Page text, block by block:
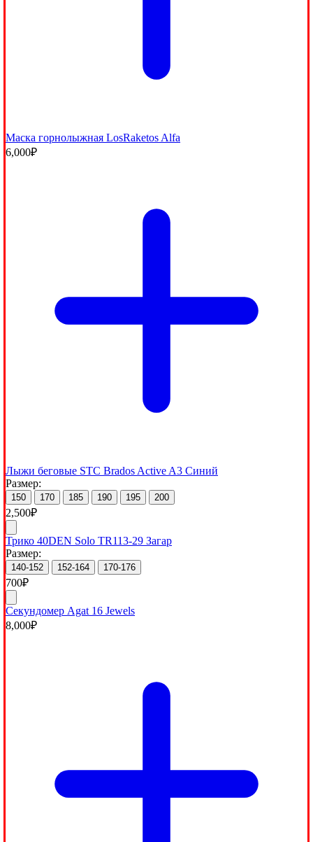
Маска горнолыжная LosRaketos Alfa
6,000₽
Лыжи беговые STC Brados Active A3 Синий
Размер:
150 170 185 190 195 200
2,500₽
Трико 40DEN Solo TR113-29 Загар
Размер:
140-152 152-164 170-176
700₽
Секундомер Agat 16 Jewels
8,000₽